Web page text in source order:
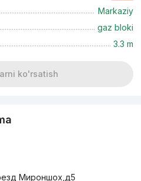
Markaziy
gaz bloki
3.3 m
ko'rsatish
Мироншох,д5